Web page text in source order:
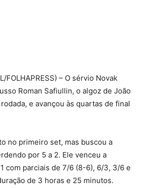
FOLHAPRESS) – O sérvio Novak
Roman Safiullin, o algoz de João
e avançou às quartas de final
no primeiro set, mas buscou a
por 5 a 2. Ele venceu a
com parciais de 7/6 (8-6), 6/3, 3/6 e
de 3 horas e 25 minutos.